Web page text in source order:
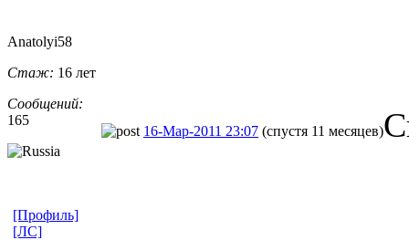
Anatolyi58
Стаж: 16 лет
Сообщений:
165
16-Мар-2011 23:07 (спустя 11 месяцев)
[Профиль]
[ЛС]